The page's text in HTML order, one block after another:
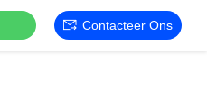
Contacteer Ons